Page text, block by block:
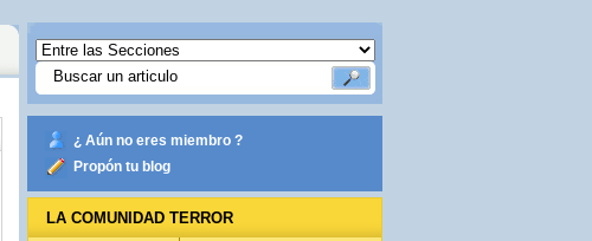
¿ Aún no eres miembro ?
Propón tu blog
LA COMUNIDAD TERROR